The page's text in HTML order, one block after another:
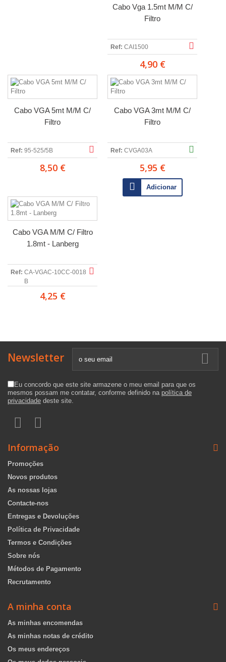
Cabo Vga 1.5mt M/M C/
Filtro
Ref: CAI1500
4,90 €
Cabo VGA 5mt M/M C/
Filtro
Ref: 95-525/5B
8,50 €
Cabo VGA 3mt M/M C/
Filtro
Ref: CVGA03A
5,95 €
Adicionar
Cabo VGA M/M C/ Filtro
1.8mt - Lanberg
Ref: CA-VGAC-10CC-0018
B
4,25 €
Newsletter
Eu concordo que este site armazene o meu email para que os
mesmos possam me contatar, conforme definido na política de
privacidade deste site.
Informação
Promoções
Novos produtos
As nossas lojas
Contacte-nos
Entregas e Devoluções
Política de Privacidade
Termos e Condições
Sobre nós
Métodos de Pagamento
Recrutamento
A minha conta
As minhas encomendas
As minhas notas de crédito
Os meus endereços